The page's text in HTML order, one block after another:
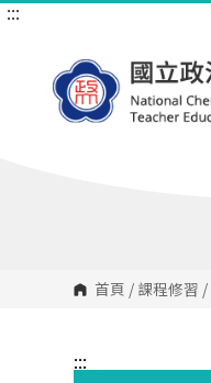
跳
:::
首頁 / 課程修習 /
:::